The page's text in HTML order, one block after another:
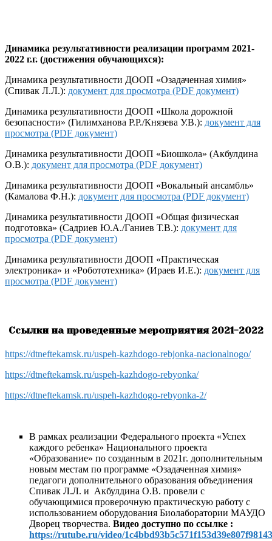
Динамика результативности реализации программ 2021-
2022 г.г. (достижения обучающихся):
Динамика результативности ДООП «Озадаченная химия»
(Спивак Л.Л.): документ для просмотра (PDF документ)
Динамика результативности ДООП «Школа дорожной
безопасности» (Гилимханова Р.Р./Князева У.В.): документ для
просмотра (PDF документ)
Динамика результативности ДООП «Биошкола» (Акбулдина
О.В.): документ для просмотра (PDF документ)
Динамика результативности ДООП «Вокальный ансамбль»
(Камалова Ф.Н.): документ для просмотра (PDF документ)
Динамика результативности ДООП «Общая физическая
подготовка» (Садриев Ю.А./Ганиев Т.В.): документ для
просмотра (PDF документ)
Динамика результативности ДООП «Практическая
электроника» и «Робототехника» (Ираев И.Е.): документ для
просмотра (PDF документ)
Ссылки на проведенные мероприятия 2021-2022
https://dtneftekamsk.ru/uspeh-kazhdogo-rebjonka-nacionalnogo/
https://dtneftekamsk.ru/uspeh-kazhdogo-rebyonka/
https://dtneftekamsk.ru/uspeh-kazhdogo-rebyonka-2/
В рамках реализации Федерального проекта «Успех
каждого ребенка» Национального проекта
«Образование» по созданным в 2021г. дополнительным
новым местам по программе «Озадаченная химия»
педагоги дополнительного образования объединения
Спивак Л.Л. и Акбулдина О.В. провели с
обучающимися проверочную практическую работу с
использованием оборудования Биолаборатории МАУДО
Дворец творчества. Видео доступно по ссылке :
https://rutube.ru/video/